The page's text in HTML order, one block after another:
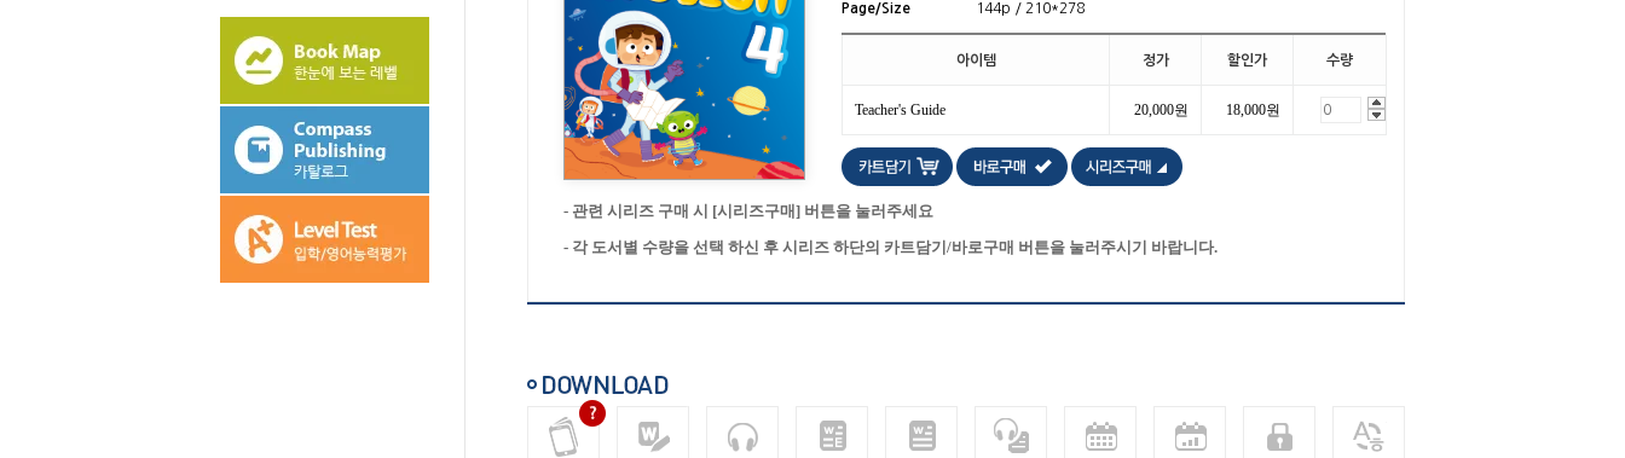
Page/Size
144p / 210*278
아이템 정가 할인가 수량
Teacher's Guide 20,000원 18,000원
- 관련 시리즈 구매 시 [시리즈구매] 버튼을 눌러주세요
- 각 도서별 수량을 선택 하신 후 시리즈 하단의 카트담기/바로구매 버튼을 눌러주시기 바랍니다.